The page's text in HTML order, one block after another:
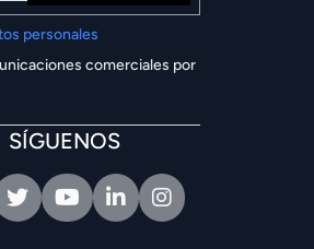
personales
comerciales por
SÍGUENOS
YoutubeLinkedinIntagram